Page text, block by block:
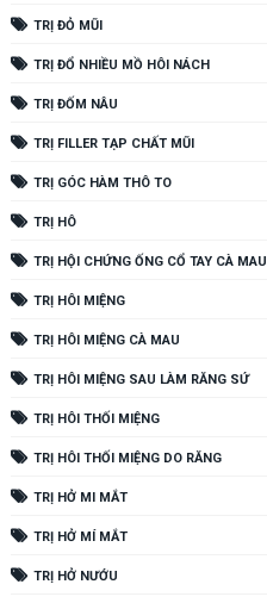
TRỊ ĐỎ MŨI
TRỊ ĐỔ NHIỀU MỒ HÔI NÁCH
TRỊ ĐỐM NÂU
TRỊ FILLER TẠP CHẤT MŨI
TRỊ GÓC HÀM THÔ TO
TRỊ HÔ
TRỊ HỘI CHỨNG ỐNG CỔ TAY CÀ MAU
TRỊ HÔI MIỆNG
TRỊ HÔI MIỆNG CÀ MAU
TRỊ HÔI MIỆNG SAU LÀM RĂNG SỨ
TRỊ HÔI THỐI MIỆNG
TRỊ HÔI THỐI MIỆNG DO RĂNG
TRỊ HỞ MI MẮT
TRỊ HỞ MÍ MẮT
TRỊ HỞ NƯỚU